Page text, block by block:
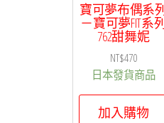
寶可夢布偶系列
－寶可夢FIT系列
762甜舞妮
NT$470
日本發貨商品
加入購物